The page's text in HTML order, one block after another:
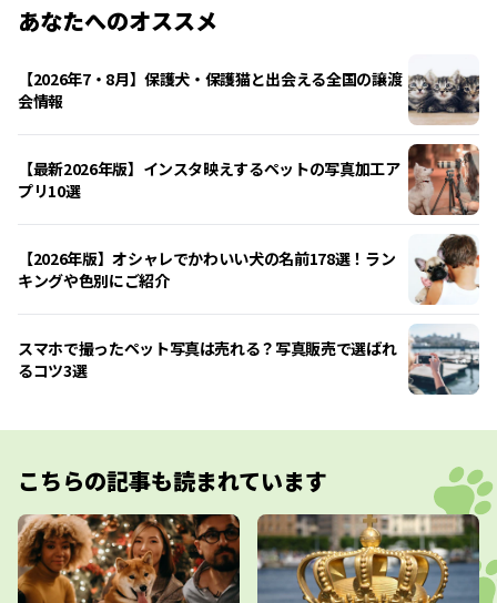
あなたへのオススメ
【2026年7・8月】保護犬・保護猫と出会える全国の譲渡
会情報
【最新2026年版】インスタ映えするペットの写真加工ア
プリ10選
【2026年版】オシャレでかわいい犬の名前178選！ラン
キングや色別にご紹介
スマホで撮ったペット写真は売れる？写真販売で選ばれ
るコツ3選
こちらの記事も読まれています